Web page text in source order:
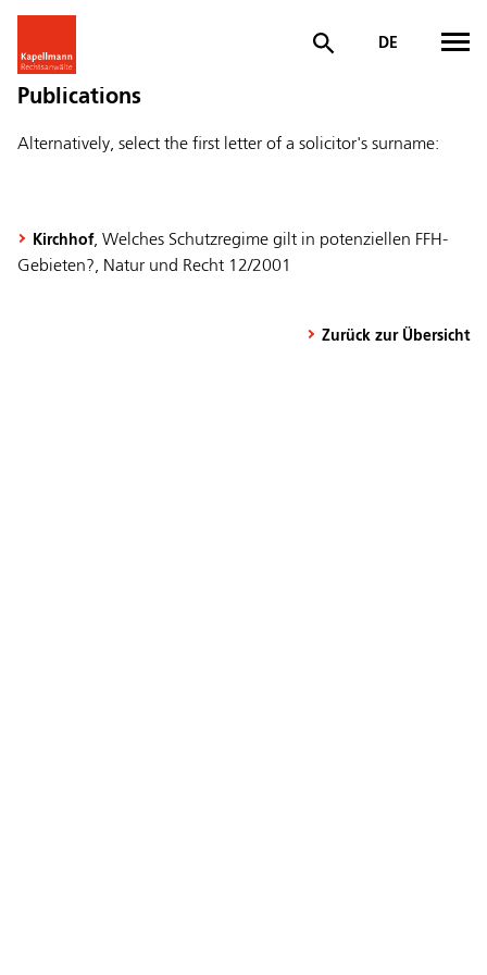
DE
Publications
Alternatively, select the first letter of a solicitor's surname:
Kirchhof, Welches Schutzregime gilt in potenziellen FFH-
Gebieten?, Natur und Recht 12/2001
Zurück zur Übersicht